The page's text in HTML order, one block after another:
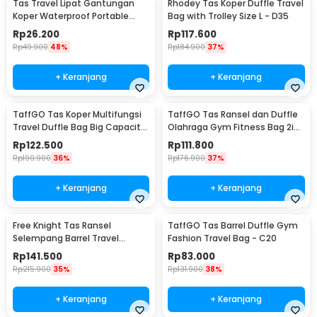
Kelengkapan Produk
Rincian yang Anda dapatkan untuk pembelian produk ini:
1 x Libingying Dry Bag Waterproof Side Handle Crossbody Tas
Tahan Air PVC - DB51
1 x Tali Strap
Tas Travel Lipat Gantungan
Koper Waterproof Portable
Folding Bag 32L - SW1014
Rp26.200
Rp49.900 48%
+ Keranjang
Rhodey Tas Koper Duffle Travel
Bag with Trolley Size L - D35
Rp117.600
Rp184.900 37%
+ Keranjang
TaffGO Tas Koper Multifungsi
Travel Duffle Bag Big Capacity
3 Concept Eyes - D30
Rp122.500
Rp190.900 36%
+ Keranjang
TaffGO Tas Ransel dan Duffle
Olahraga Gym Fitness Bag 2in1
Polyester - T90
Rp111.800
Rp176.900 37%
+ Keranjang
Free Knight Tas Ransel
Selempang Barrel Travel
Mountaineering Canvas -
CC05
Rp141.500
Rp215.900 35%
+ Keranjang
TaffGO Tas Barrel Duffle Gym
Fashion Travel Bag - C20
Rp83.000
Rp131.900 38%
+ Keranjang